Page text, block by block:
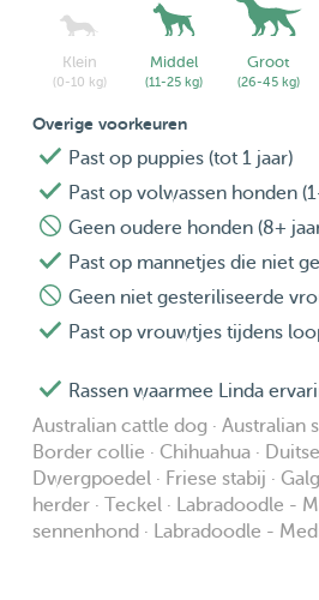
opvangen, omdat ons gebouw
problemen met de buren willen
student van een ander
verlatingsangst betreft: we zijn niet
zoeken wel naar een hond die
blijven als we bijvoorbeeld een
We hebben geen vaste maanden
We laten ons leiden door de
planning en doen wat het beste
We hebben beiden geen
veel thuis zullen zijn en 24/7 zorg
We zijn actief, sportief, eten
kleine dingen in het leven.
Klein
(0-10 kg)
Middel
(11-25 kg)
Groot
(26-45 kg)
Overige voorkeuren
Past op puppies (tot 1 jaar)
Past op volwassen honden
Geen oudere honden (8+
Past op mannetjes die niet
Geen niet gesteriliseerde
Past op vrouwtjes tijdens
Rassen waarmee Linda
Australian cattle dog · Australian
Border collie · Chihuahua ·
Dwergpoedel · Friese stabij ·
herder · Teckel · Labradoodle -
sennenhond · Labradoodle -